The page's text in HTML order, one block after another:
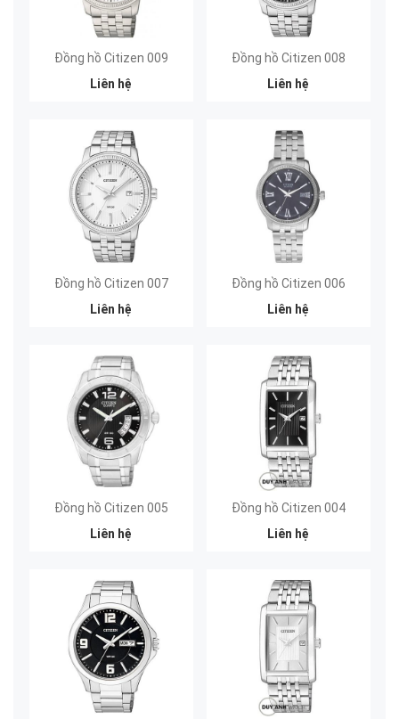
Đồng hồ Citizen 009
Liên hệ
Đồng hồ Citizen 008
Liên hệ
Đồng hồ Citizen 007
Liên hệ
Đồng hồ Citizen 006
Liên hệ
Đồng hồ Citizen 005
Liên hệ
Đồng hồ Citizen 004
Liên hệ